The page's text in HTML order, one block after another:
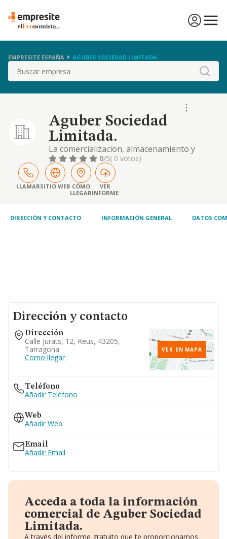
EMPRESITE ESPAÑA AGUBER SOCIEDAD LIMITADA.
Buscar
Aguber Sociedad
Limitada.
La comercializacion, almacenamiento y
distribucion de productos y derivados
carnicos, despojos y toda clase de productos
derivados de los mismos.
0/5( 0 votos)
LLAMARSITIO WEB CÓMO
LLEGAR
VER
INFORME
DIRECCIÓN Y CONTACTO INFORMACIÓN GENERAL DATOS
Dirección y contacto
Dirección
Calle Jurats, 12, Reus, 43205,
Tarragona
Como llegar
VER EN MAPA
Teléfono
Añadir Teléfono
Web
Añadir Web
Email
Añadir Email
Acceda a toda la información
comercial de Aguber Sociedad
Limitada.
A través del informe gratuito que te proporcionamos